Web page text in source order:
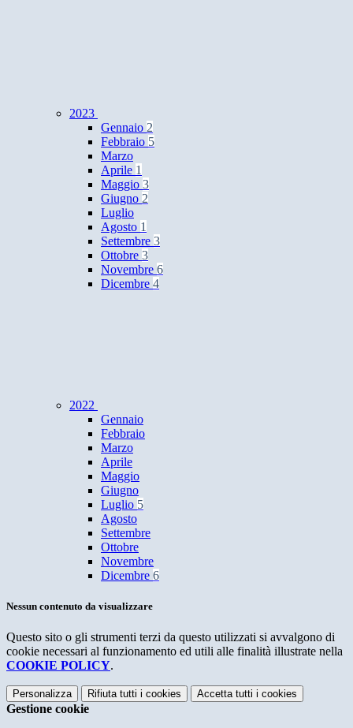
2023
Gennaio 2
Febbraio 5
Marzo
Aprile 1
Maggio 3
Giugno 2
Luglio
Agosto 1
Settembre 3
Ottobre 3
Novembre 6
Dicembre 4
2022
Gennaio
Febbraio
Marzo
Aprile
Maggio
Giugno
Luglio 5
Agosto
Settembre
Ottobre
Novembre
Dicembre 6
Nessun contenuto da visualizzare
Questo sito o gli strumenti terzi da questo utilizzati si avvalgono di
cookie necessari al funzionamento ed utili alle finalità illustrate nella
COOKIE POLICY.
Personalizza Rifiuta tutti i cookies Accetta tutti i cookies
Gestione cookie